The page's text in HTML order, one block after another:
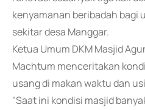
kenyamanan beribadah bagi
sekitar desa Manggar.
Ketua Umum DKM Masjid
Machtum menceritakan
usang di makan waktu dan
"Saat ini kondisi masjid